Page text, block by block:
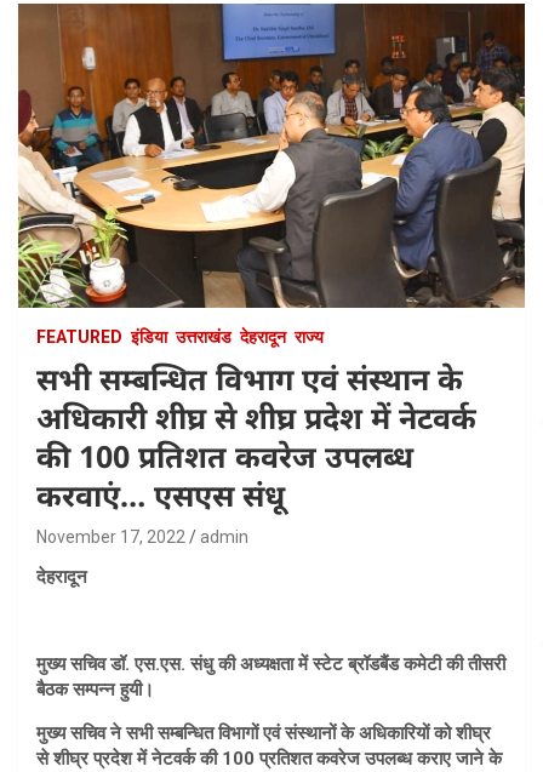
FEATURED इंडिया उत्तराखंड देहरादून राज्य
सभी सम्बन्धित विभाग एवं संस्थान के
अधिकारी शीघ्र से शीघ्र प्रदेश में नेटवर्क
की 100 प्रतिशत कवरेज उपलब्ध
करवाएं… एसएस संधू
November 17, 2022 admin
देहरादून
मुख्य सचिव डॉ. एस.एस. संधु की अध्यक्षता में स्टेट ब्रॉडबैंड कमेटी की तीसरी
बैठक सम्पन्न हुयी।
मुख्य सचिव ने सभी सम्बन्धित विभागों एवं संस्थानों के अधिकारियों को शीघ्र
से शीघ्र प्रदेश में नेटवर्क की 100 प्रतिशत कवरेज उपलब्ध कराए जाने के